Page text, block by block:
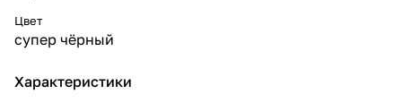
Цвет
супер чёрный
Характеристики